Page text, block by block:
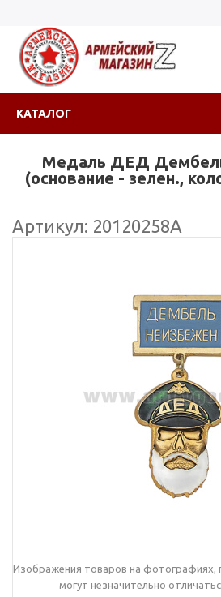
КАТАЛОГ
Медаль ДЕД
(основание - зелен.,
Артикул: 20120258А
Изображения товаров на фотографиях,
могут незначительно